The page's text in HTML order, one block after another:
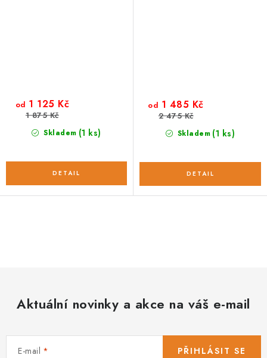
Skladem (1 ks)
od 1 125 Kč
1 875 Kč
Skladem (1 ks)
od 1 485 Kč
2 475 Kč
í
Aktuální novinky a akce na váš e-mail
E-mail PŘIHLÁSIT SE